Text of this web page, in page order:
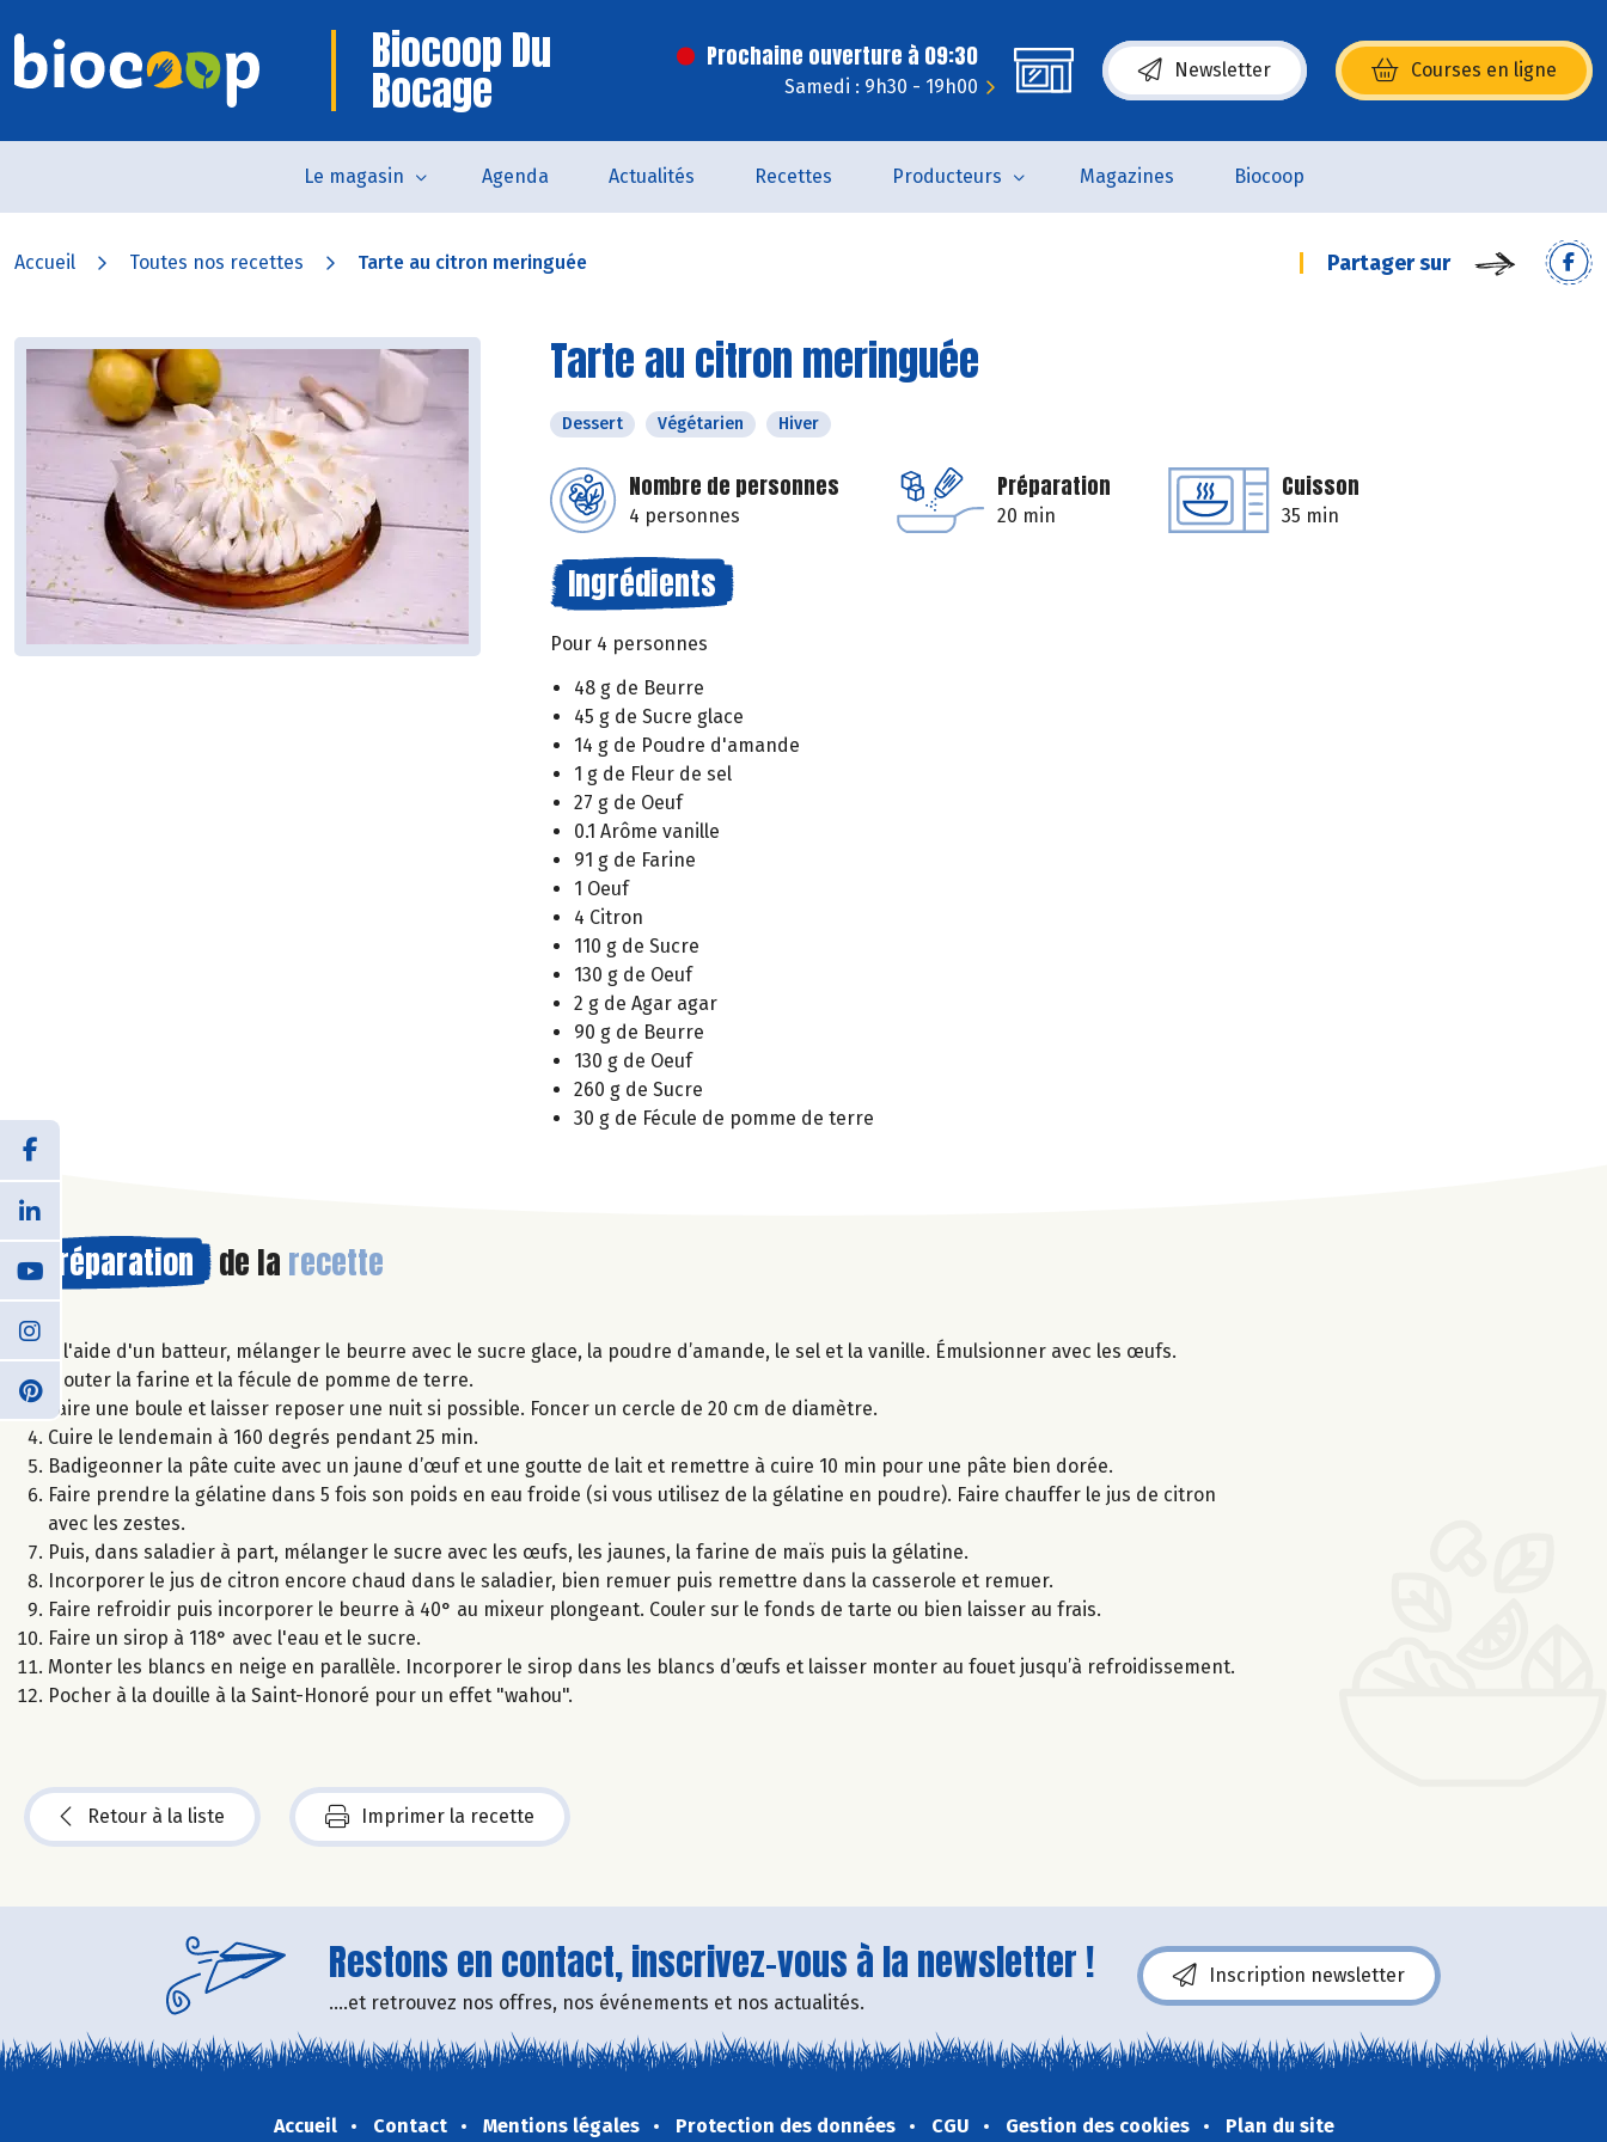
Biocoop Du
Bocage
Prochaine ouverture à 09:30
Samedi : 9h30 - 19h00
Newsletter Courses en ligne
(s’ouvre dans une nouvelle fenêtre)
Le magasin Agenda Actualités Recettes Producteurs Magazines Biocoop
Accueil Toutes nos recettes Tarte au citron meringuée Partager sur
Tarte au citron meringuée
Dessert Végétarien Hiver
Nombre de personnes
4 personnes
Préparation
20 min
Cuisson
35 min
Ingrédients
Pour 4 personnes
48 g de Beurre
45 g de Sucre glace
14 g de Poudre d'amande
1 g de Fleur de sel
27 g de Oeuf
0.1 Arôme vanille
91 g de Farine
1 Oeuf
4 Citron
110 g de Sucre
130 g de Oeuf
2 g de Agar agar
90 g de Beurre
130 g de Oeuf
260 g de Sucre
30 g de Fécule de pomme de terre
Préparation de la recette
À l'aide d'un batteur, mélanger le beurre avec le sucre glace, la poudre d’amande, le sel et la vanille. Émulsionner avec les œufs.
Ajouter la farine et la fécule de pomme de terre.
Faire une boule et laisser reposer une nuit si possible. Foncer un cercle de 20 cm de diamètre.
Cuire le lendemain à 160 degrés pendant 25 min.
Badigeonner la pâte cuite avec un jaune d’œuf et une goutte de lait et remettre à cuire 10 min pour une pâte bien dorée.
Faire prendre la gélatine dans 5 fois son poids en eau froide (si vous utilisez de la gélatine en poudre). Faire chauffer le jus de citron
avec les zestes.
Puis, dans saladier à part, mélanger le sucre avec les œufs, les jaunes, la farine de maïs puis la gélatine.
Incorporer le jus de citron encore chaud dans le saladier, bien remuer puis remettre dans la casserole et remuer.
Faire refroidir puis incorporer le beurre à 40° au mixeur plongeant. Couler sur le fonds de tarte ou bien laisser au frais.
Faire un sirop à 118° avec l'eau et le sucre.
Monter les blancs en neige en parallèle. Incorporer le sirop dans les blancs d’œufs et laisser monter au fouet jusqu’à refroidissement.
Pocher à la douille à la Saint-Honoré pour un effet "wahou".
Retour à la liste Imprimer la recette
Restons en contact, inscrivez-vous à la newsletter !
....et retrouvez nos offres, nos événements et nos actualités.
Inscription newsletter
Accueil Contact Mentions légales Protection des données CGU Gestion des cookies Plan du site